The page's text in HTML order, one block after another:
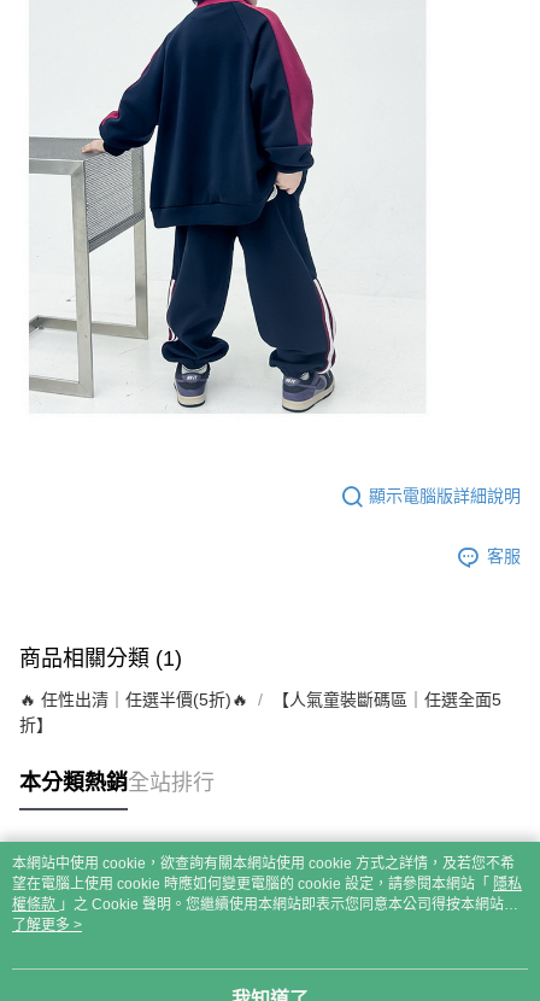
顯示電腦版詳細說明
客服
商品相關分類 (1)
🔥 任性出清｜任選半價(5折)🔥
【人氣童裝斷碼區｜任選全面5
折】
本分類熱銷全站排行
熱門標籤
本網站中使用 cookie，欲查詢有關本網站使用 cookie 方式之詳情，及若您不希
望在電腦上使用 cookie 時應如何變更電腦的 cookie 設定，請參閱本網站「 隱私
權條款 」之 Cookie 聲明。您繼續使用本網站即表示您同意本公司得按本網站使
用條款之 Cookie 聲明使用 cookie。
了解更多 >